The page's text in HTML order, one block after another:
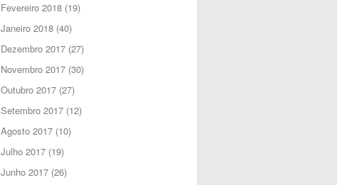
Fevereiro 2018(19)
Janeiro 2018(40)
Dezembro 2017(27)
Novembro 2017(30)
Outubro 2017(27)
Setembro 2017(12)
Agosto 2017(10)
Julho 2017(19)
Junho 2017(26)